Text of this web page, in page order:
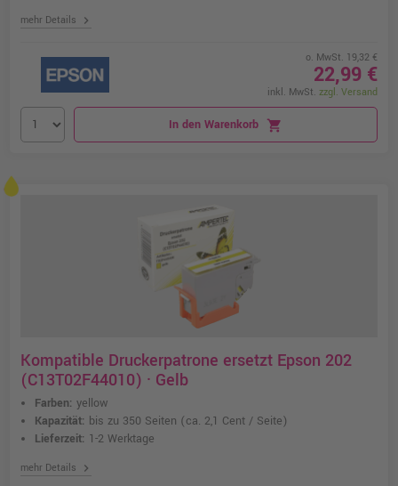
mehr Details chevron_right
o. MwSt. 19,32 €
22,99 €
inkl. MwSt. zzgl. Versand
In den Warenkorb shopping_cart
Kompatible Druckerpatrone ersetzt Epson 202
(C13T02F44010) · Gelb
Farben: yellow
Kapazität: bis zu 350 Seiten (ca. 2,1 Cent / Seite)
Lieferzeit: 1-2 Werktage
mehr Details chevron_right